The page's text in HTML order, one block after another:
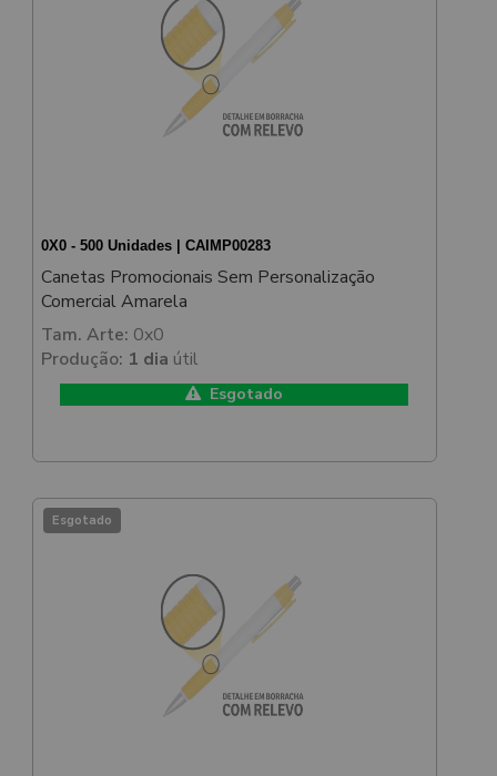
0X0 - 500 Unidades | CAIMP00283
Canetas Promocionais Sem Personalização
Comercial Amarela
Tam. Arte: 0x0
Produção: 1 dia útil
Esgotado
Esgotado